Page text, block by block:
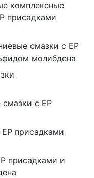
комплексные
присадками
смазки с EP
молибдена
с EP
присадками
присадками и